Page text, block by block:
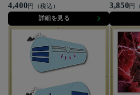
4,400円（税込）
詳細を見る
艦アリゾ
ズ）】
3,850円